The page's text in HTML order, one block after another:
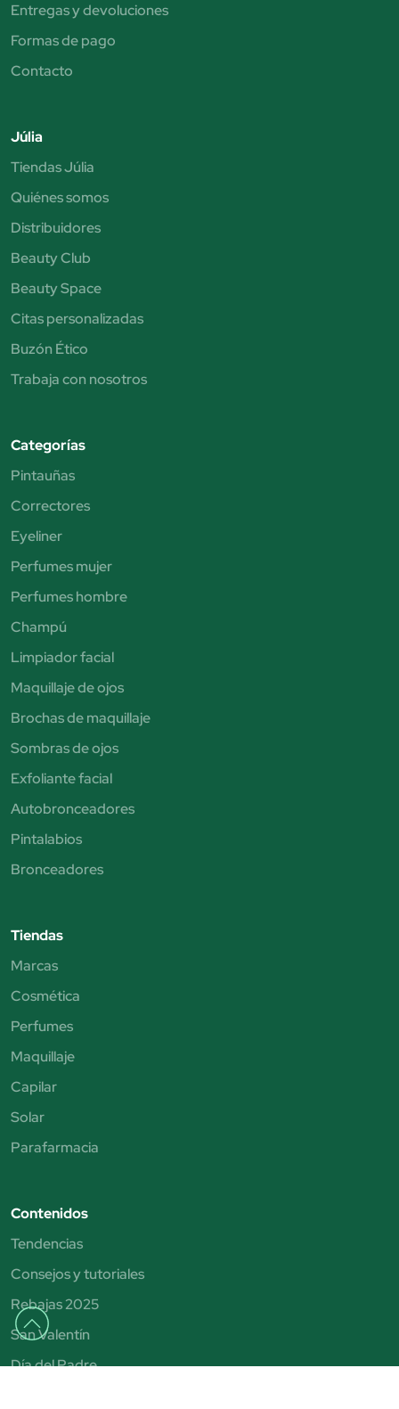
Entregas y devoluciones
Formas de pago
Contacto
Júlia
Tiendas Júlia
Quiénes somos
Distribuidores
Beauty Club
Beauty Space
Citas personalizadas
Buzón Ético
Trabaja con nosotros
Categorías
Pintauñas
Correctores
Eyeliner
Perfumes mujer
Perfumes hombre
Champú
Limpiador facial
Maquillaje de ojos
Brochas de maquillaje
Sombras de ojos
Exfoliante facial
Autobronceadores
Pintalabios
Bronceadores
Tiendas
Marcas
Cosmética
Perfumes
Maquillaje
Capilar
Solar
Parafarmacia
Contenidos
Tendencias
Consejos y tutoriales
Rebajas 2025
San Valentín
Día del Padre